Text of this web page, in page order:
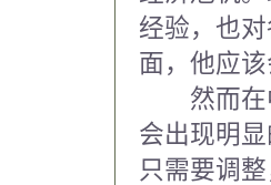
经验，也
面，他应该
然而在中
会出现明
只需要调